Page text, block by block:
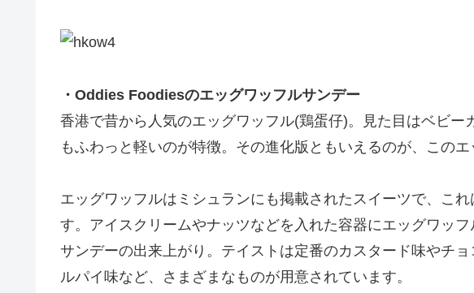
・Oddies Foodiesのエッグワッフルサンデー
香港で昔から人気のエッグワッフル(鶏蛋仔)。見た目はベビー
もふわっと軽いのが特徴。その進化版ともいえるのが、このエ
エッグワッフルはミシュランにも掲載されたスイーツで、こ
す。アイスクリームやナッツなどを入れた容器にエッグワッ
サンデーの出来上がり。テイストは定番のカスタード味やチ
ルパイ味など、さまざまなものが用意されています。